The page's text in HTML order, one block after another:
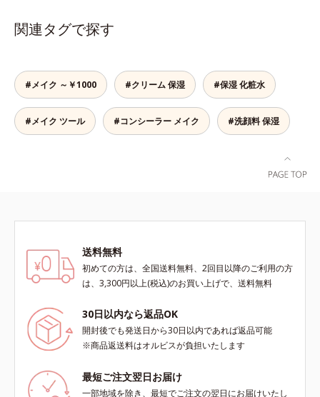
これ1本で、美容液・日焼け止め・
化粧下地・ファンデーション・コン
ムを塗るだけでベースメイクまで一
気に完成。使うほどに肌を美しく整
え、長時間キープします。
ちな大人の肌を、血色感のある肌に
補整する、ピンクベージュカラーで
す。※オルビスのすべてのファンデ
ーションの下地としてご使用いただ
関連タグで探す
#メイク ～￥1000 #クリーム 保湿 #保湿 化粧水
#メイク ツール #コンシーラー メイク #洗顔料 保湿
送料無料
初めての方は、全国送料無料、2回目以降のご利用の方
は、3,300円以上(税込)のお買い上げで、送料無料
30日以内なら返品OK
開封後でも発送日から30日以内であれば返品可能
※商品返送料はオルビスが負担いたします
最短ご注文翌日お届け
一部地域を除き、最短でご注文の翌日にお届けいたし